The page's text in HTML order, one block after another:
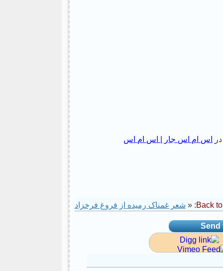
اس ام اس جار | اس ام اس
Back to:
« شعر غمناک رمیده از فروغ فرخزاد
Send